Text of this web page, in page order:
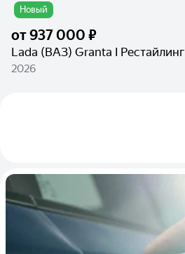
Новый
от937 000 ₽
Lada (ВАЗ) Granta I Рестайлинг
2026